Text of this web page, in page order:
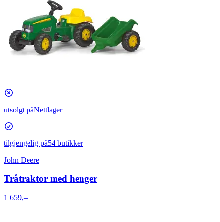
utsolgt påNettlager
tilgjengelig på54 butikker
John Deere
Tråtraktor med henger
1 659,–